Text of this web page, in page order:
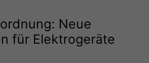
Neue
für Elektrogeräte